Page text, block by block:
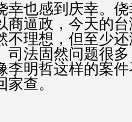
幸也感到庆幸。
商逼政，今天的
不理想，但至少
司法固然问题很
李明哲这样的案
查。